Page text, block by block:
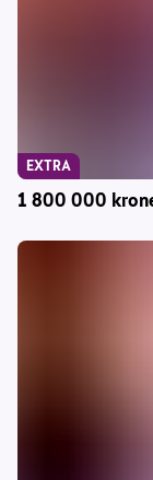
1 800 000
EXTRA